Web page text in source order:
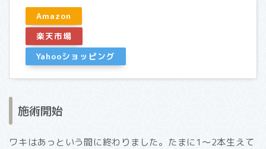
Amazon
楽天市場
Yahooショッピング
施術開始
ワキはあっという間に終わりました。たまに1〜2本生えて